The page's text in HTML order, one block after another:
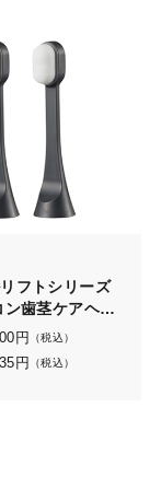
フトシリーズ
ン歯茎ケアヘッ
円 （税込）
円 （税込）